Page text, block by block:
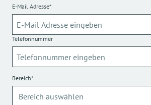
E-Mail Adresse*
Telefonnummer
Bereich*